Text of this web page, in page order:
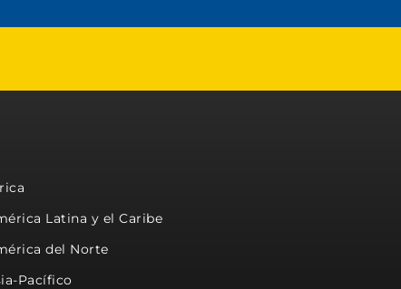
Latina y el Caribe
del Norte
Pacífico